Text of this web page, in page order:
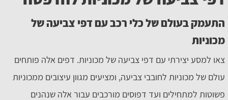
התעמק בעולם של כלי רכב עם דפי צביעה של
מכוניות
צאו למסע יצירתי עם דפי צביעה של מכוניות. דפים אלה פותחים
עולם של מכוניות לחובבי צביעה, ומציעים מגוון עיצובים ממכוניות
פשוטות למתחילים ועד דפוסים מורכבים עבור אלה שנהנים